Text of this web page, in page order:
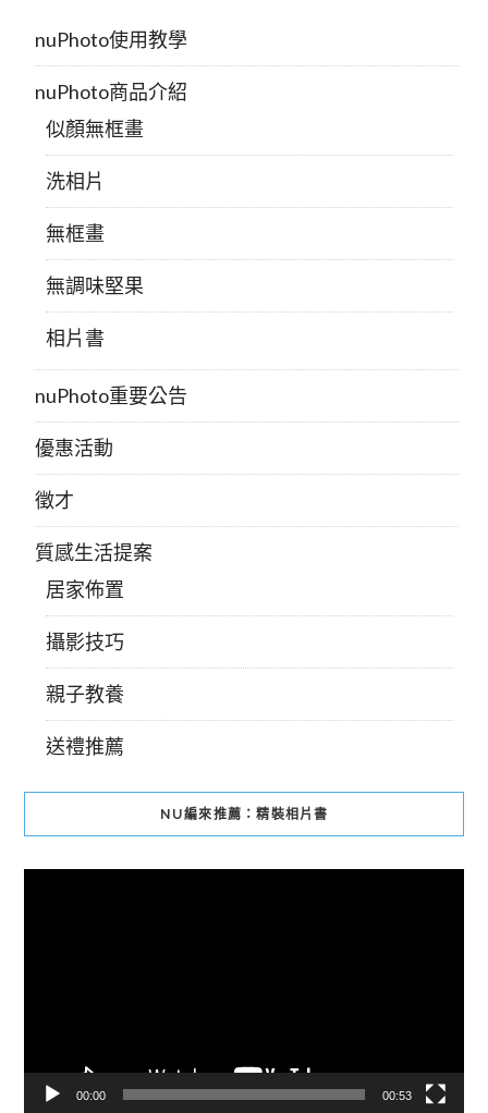
nuPhoto使用教學
nuPhoto商品介紹
似顏無框畫
洗相片
無框畫
無調味堅果
相片書
nuPhoto重要公告
優惠活動
徵才
質感生活提案
居家佈置
攝影技巧
親子教養
送禮推薦
NU編來推薦：精裝相片書
00:00 00:53